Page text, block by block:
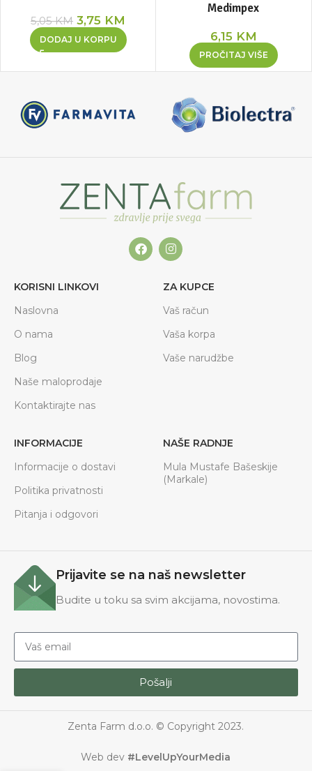
5,05KM 3,75 KM
DODAJ U KORPU
Medimpex
6,15 KM
PROČITAJ VIŠE
KORISNI LINKOVI
Naslovna
O nama
Blog
Naše maloprodaje
Kontaktirajte nas
ZA KUPCE
Vaš račun
Vaša korpa
Vaše narudžbe
INFORMACIJE
Informacije o dostavi
Politika privatnosti
Pitanja i odgovori
NAŠE RADNJE
Mula Mustafe Bašeskije
(Markale)
Prijavite se na naš newsletter
Budite u toku sa svim akcijama, novostima.
Pošalji
Zenta Farm d.o.o. © Copyright 2023.
Web dev #LevelUpYourMedia